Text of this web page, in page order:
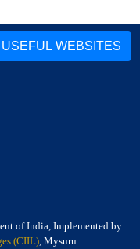
USEFUL WEBSITES
of India, Implemented by
(CIIL), Mysuru